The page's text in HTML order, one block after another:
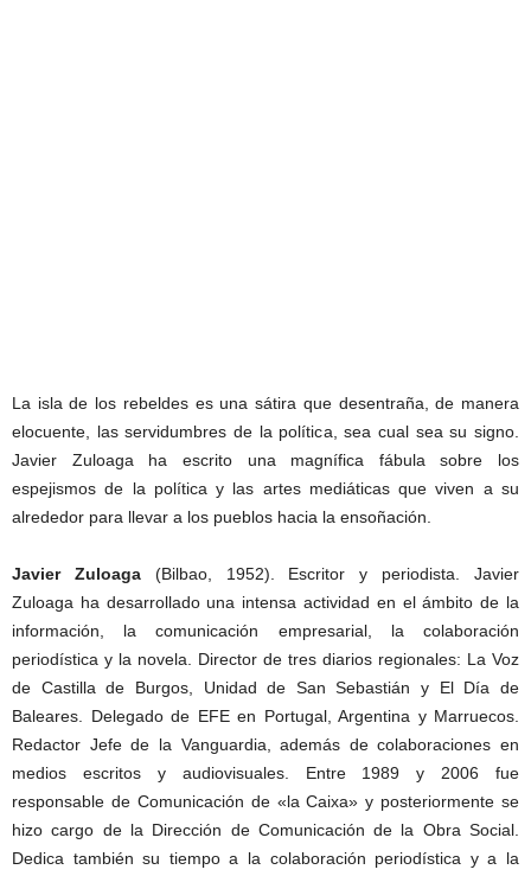
La isla de los rebeldes es una sátira que desentraña, de manera
elocuente, las servidumbres de la política, sea cual sea su signo.
Javier Zuloaga ha escrito una magnífica fábula sobre los
espejismos de la política y las artes mediáticas que viven a su
alrededor para llevar a los pueblos hacia la ensoñación.
Javier Zuloaga(Bilbao, 1952). Escritor y periodista. Javier
Zuloaga ha desarrollado una intensa actividad en el ámbito de la
información, la comunicación empresarial, la colaboración
periodística y la novela. Director de tres diarios regionales: La Voz
de Castilla de Burgos, Unidad de San Sebastián y El Día de
Baleares. Delegado de EFE en Portugal, Argentina y Marruecos.
Redactor Jefe de la Vanguardia, además de colaboraciones en
medios escritos y audiovisuales. Entre 1989 y 2006 fue
responsable de Comunicación de «la Caixa» y posteriormente se
hizo cargo de la Dirección de Comunicación de la Obra Social.
Dedica también su tiempo a la colaboración periodística y a la